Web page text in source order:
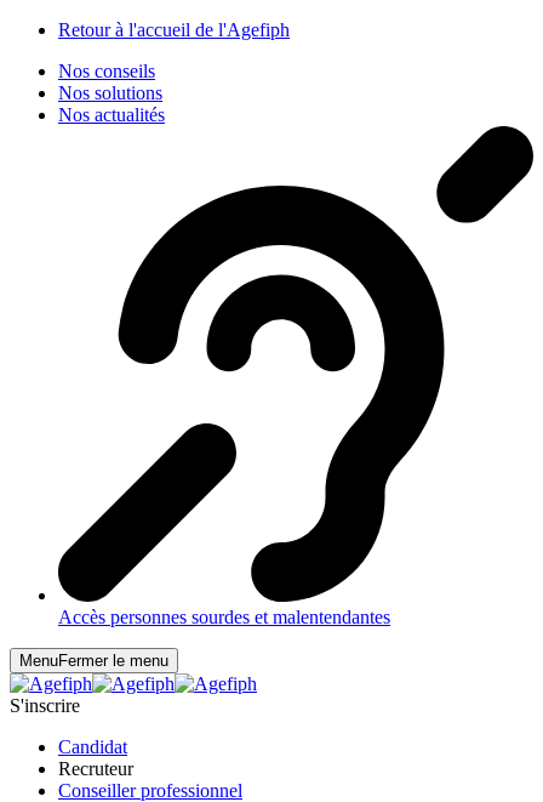
Retour à l'accueil de l'Agefiph
Nos conseils
Nos solutions
Nos actualités
Accès personnes sourdes et malentendantes
MenuFermer le menu
S'inscrire
Candidat
Recruteur
Conseiller professionnel